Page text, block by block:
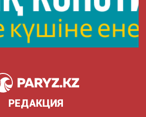
РЕДАКЦИЯ